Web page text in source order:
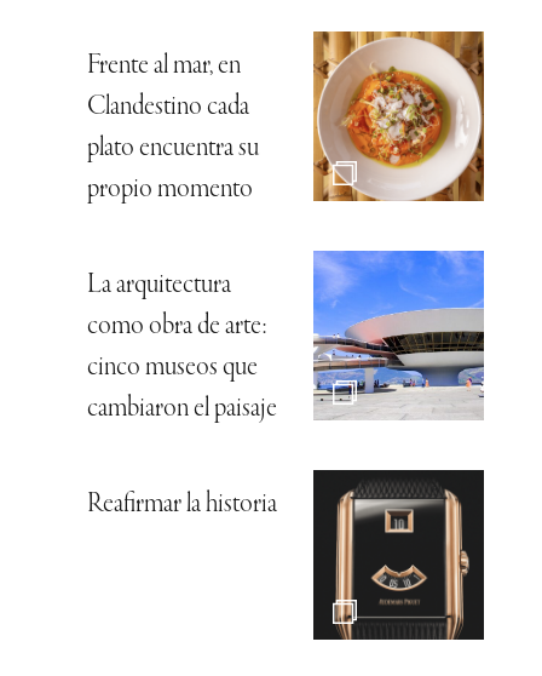
Frente al mar, en
Clandestino cada
plato encuentra su
propio momento
La arquitectura
como obra de arte:
cinco museos que
cambiaron el paisaje
Reafirmar la historia